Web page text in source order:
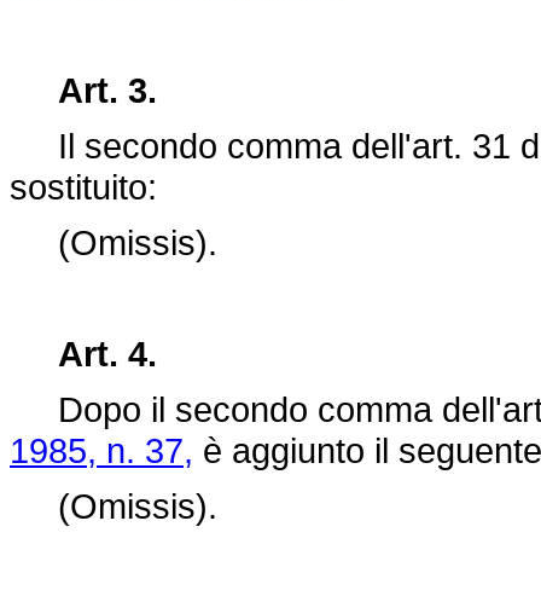
Art. 3.
Il secondo comma dell'art. 31
sostituito:
(Omissis).
Art. 4.
Dopo il secondo comma
1985, n. 37, è aggiunto il
(Omissis).